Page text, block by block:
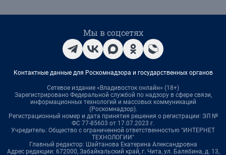
Мы в соцсетях
Контактные данные для Роскомнадзора и государственных органов
Сетевое издание «Владивосток онлайн» (18+)
Зарегистрировано Федеральной службой по надзору в сфере связи,
информационных технологий и массовых коммуникаций
(Роскомнадзор).
Регистрационный номер и дата принятия решения о регистрации: ЭЛ №
ФС 77-85603 от 17.07.2023 г.
Учредитель: Общество с ограниченной ответственностью "ИНТЕРНЕТ
ТЕХНОЛОГИИ"
Главный редактор: Шайтанова Екатерина Александровна
Адрес редакции: 672000, Забайкальский край, г. Чита, ул. Балябина, д. 13,